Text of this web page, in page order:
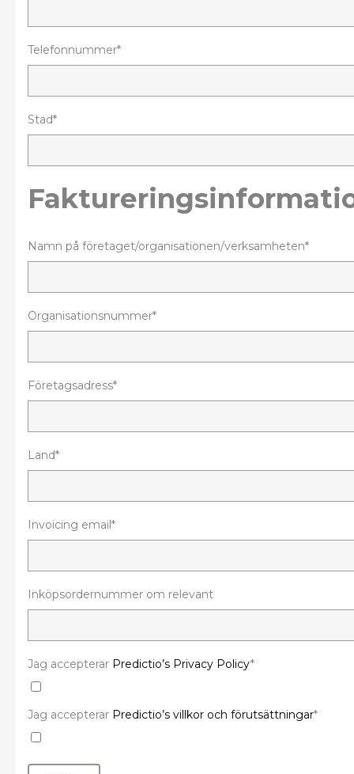
Telefonnummer*
Stad*
Namn på företaget/organisationen/verksamheten*
Organisationsnummer*
Företagsadress*
Land*
Invoicing email*
Inköpsordernummer om relevant
Jag accepterar Predictio’s Privacy Policy*
Jag accepterar Predictio’s villkor och förutsättningar*